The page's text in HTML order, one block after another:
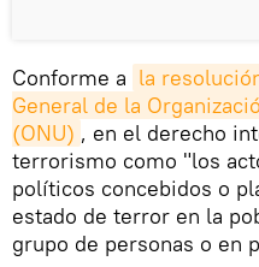
Conforme a la
General de la
(ONU) , en el derecho
terrorismo como "los
políticos concebidos o
estado de terror en la
grupo de personas o en